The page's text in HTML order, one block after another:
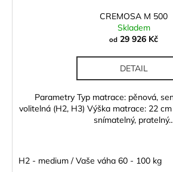
CREMOSA M 500
Skladem
od 29 926 Kč
DETAIL
Parametry Typ matrace: pěnová,
volitelná (H2, H3) Výška matrace: 22
snímatelný,
H2 - medium / Vaše váha 60 - 100 kg